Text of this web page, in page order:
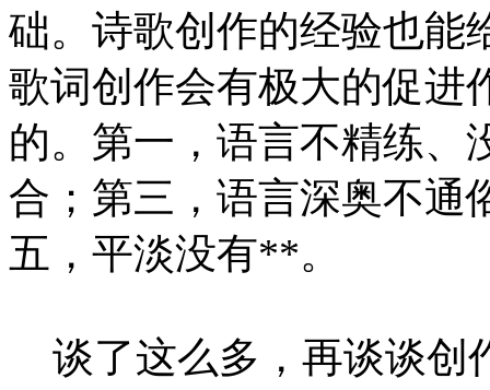
础。诗歌创作的经验也能
歌词创作会有极大的促进
的。第一，语言不精练、
合；第三，语言深奥不通
五，平淡没有**。
谈了这么多，再谈谈创